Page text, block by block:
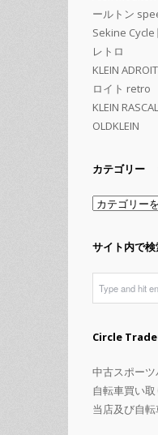
ールトン
Sekine
レトロ
KLEIN
ロイト retro
KLEIN
OLDKLEIN
カテゴリー
カ
ゴ
ー
サイト内で検
Circle
中古スポー
自転車買い取
当店及び自